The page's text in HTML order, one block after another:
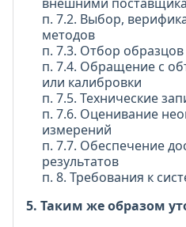
внешними
п. 7.2. Выбор,
методов
п. 7.3. Отбор образцов
п. 7.4. Обращение с
или калибровки
п. 7.5. Технические
п. 7.6. Оценивание
измерений
п. 7.7. Обеспечение
результатов
п. 8. Требования к
5. Таким же образом